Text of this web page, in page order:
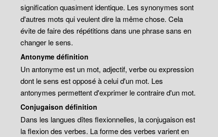
signification quasiment identique. Les synonymes sont
d'autres mots qui veulent dire la même chose. Cela
évite de faire des répétitions dans une phrase sans en
changer le sens.
Antonyme définition
Un antonyme est un mot, adjectif, verbe ou expression
dont le sens est opposé à celui d'un mot. Les
antonymes permettent d'exprimer le contraire d'un mot.
Conjugaison définition
Dans les langues dîtes flexionnelles, la conjugaison est
la flexion des verbes. La forme des verbes varient en